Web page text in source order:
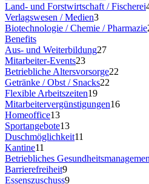
Land- und Forstwirtschaft / Fischerei
Verlagswesen / Medien3
Biotechnologie / Chemie / Pharmazie
Benefits
Aus- und Weiterbildung27
Mitarbeiter-Events23
Betriebliche Altersvorsorge22
Getränke / Obst / Snacks22
Flexible Arbeitszeiten19
Mitarbeitervergünstigungen16
Homeoffice13
Sportangebote13
Duschmöglichkeit11
Kantine11
Betriebliches
Barrierefreiheit9
Essenszuschuss9